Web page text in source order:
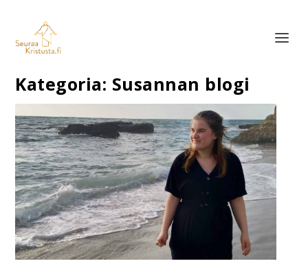
Kategoria: Susannan blogi